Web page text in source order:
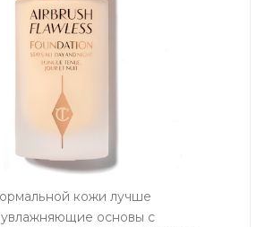
кожи лучше
увлажняющие основы с